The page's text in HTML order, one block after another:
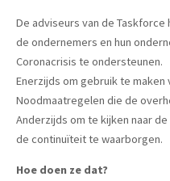
De adviseurs van de Taskforce
de ondernemers en hun
Coronacrisis te ondersteunen.
Enerzijds om gebruik te maken
Noodmaatregelen die de
Anderzijds om te kijken naar
de continuïteit te waarborgen.
Hoe doen ze dat?